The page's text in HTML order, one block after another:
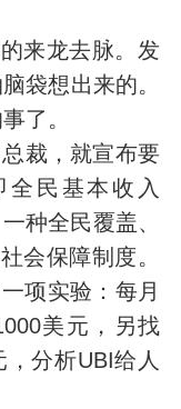
来龙去脉。发
袋想出来的。
了。
裁，就宣布要
全民基本收入
种全民覆盖、
会保障制度。
项实验：每月
美元，另找
分析UBI给人